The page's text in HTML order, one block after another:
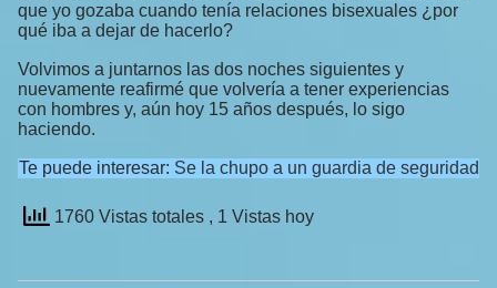
que yo gozaba cuando tenía relaciones bisexuales ¿por
qué iba a dejar de hacerlo?
Volvimos a juntarnos las dos noches siguientes y
nuevamente reafirmé que volvería a tener experiencias
con hombres y, aún hoy 15 años después, lo sigo
haciendo.
Te puede interesar: Se la chupo a un guardia de seguridad
1760 Vistas totales , 1 Vistas hoy